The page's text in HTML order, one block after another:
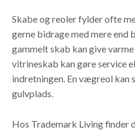
Skabe og reoler fylder ofte
gerne bidrage med mere end
gammelt skab kan give
vitrineskab kan gøre service
indretningen. En vægreol kan
gulvplads.
Hos Trademark Living finder